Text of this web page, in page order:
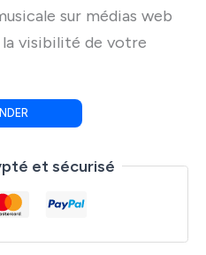
sur médias web
visibilité de votre
et sécurisé